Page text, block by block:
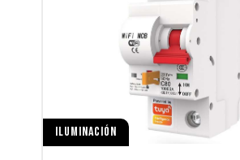
ILUMINACIÓN